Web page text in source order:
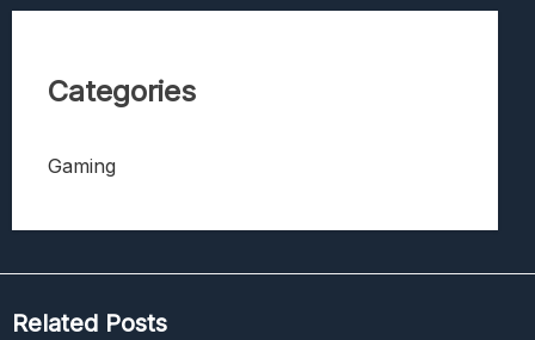
Categories
Gaming
Related Posts